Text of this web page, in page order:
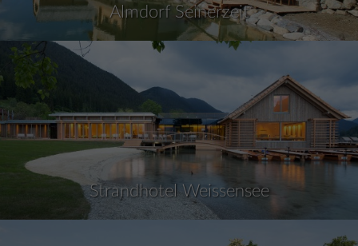
Almdorf Seinerzeit
Strandhotel Weissensee